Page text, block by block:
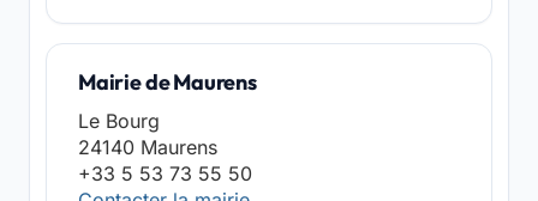
Mairie de Maurens
Le Bourg
24140 Maurens
+33 5 53 73 55 50